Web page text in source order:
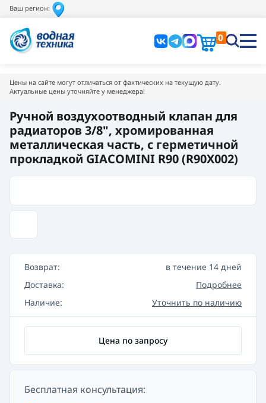
Ваш регион:
0
Цены на сайте могут отличаться от фактических на текущую дату.
Актуальные цены уточняйте у менеджера!
Ручной воздухоотводный клапан для
радиаторов 3/8", хромированная
металлическая часть, с герметичной
прокладкой GIACOMINI R90 (R90X002)
Возврат:
в течение 14 дней
Доставка:
Подробнее
Наличие:
Уточнить по наличию
Цена по запросу
Бесплатная консультация: